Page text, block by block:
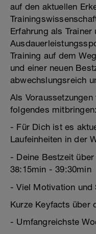
auf den aktuellen
Erfahrung als Trainer
Training auf dem
und einer neuen
abwechslungsreich
Als
folgendes mitbringen:
- Für Dich ist es
Laufeinheiten in der
- Deine Bestzeit
38:15min - 39:30min
- Viel Motivation und
Kurze Keyfacts über
- Umfangreichste